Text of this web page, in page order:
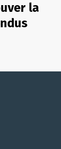
la